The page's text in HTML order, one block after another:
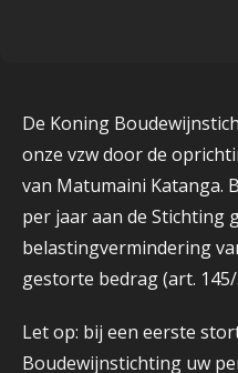
De Koning
onze vzw door de
van Matumaini Katanga.
per jaar aan de Stichting
belastingvermindering
gestorte bedrag (art.
Let op: bij een eerste
Boudewijnstichting uw